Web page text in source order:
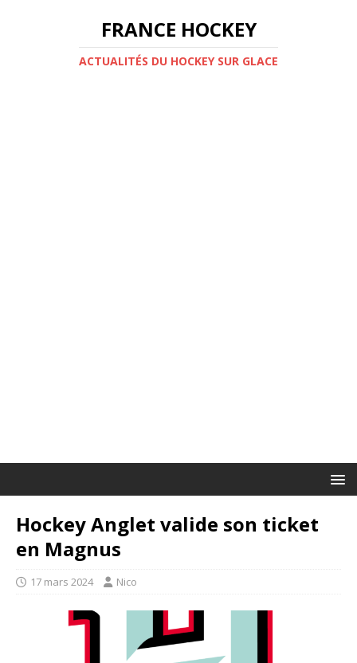
FRANCE HOCKEY
ACTUALITÉS DU HOCKEY SUR GLACE
Hockey Anglet valide son ticket
en Magnus
17 mars 2024 Nico